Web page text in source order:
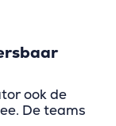
ook de
De teams